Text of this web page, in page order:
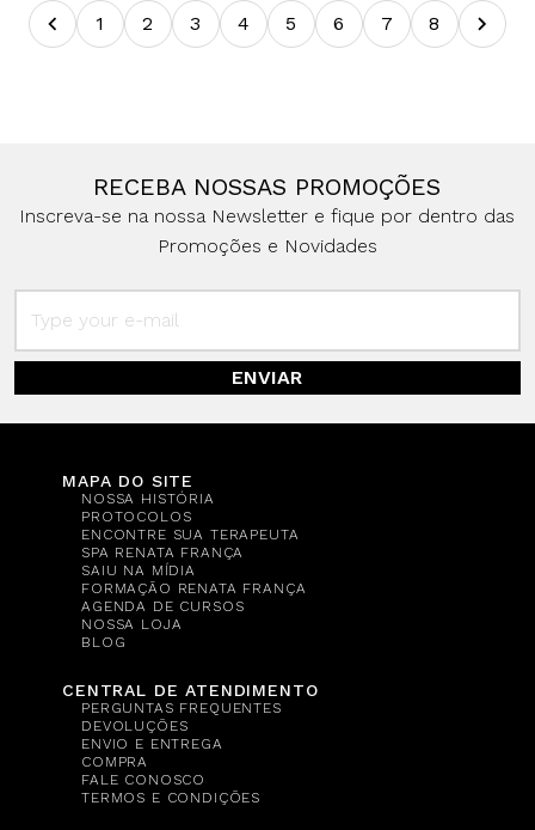
1
2 3 4 5 6 7 8
RECEBA NOSSAS PROMOÇÕES
Inscreva-se na nossa Newsletter e fique por dentro das
Promoções e Novidades
ENVIAR
MAPA DO SITE
NOSSA HISTÓRIA
PROTOCOLOS
ENCONTRE SUA TERAPEUTA
SPA RENATA FRANÇA
SAIU NA MÍDIA
FORMAÇÃO RENATA FRANÇA
AGENDA DE CURSOS
NOSSA LOJA
BLOG
CENTRAL DE ATENDIMENTO
PERGUNTAS FREQUENTES
DEVOLUÇÕES
ENVIO E ENTREGA
COMPRA
FALE CONOSCO
TERMOS E CONDIÇÕES